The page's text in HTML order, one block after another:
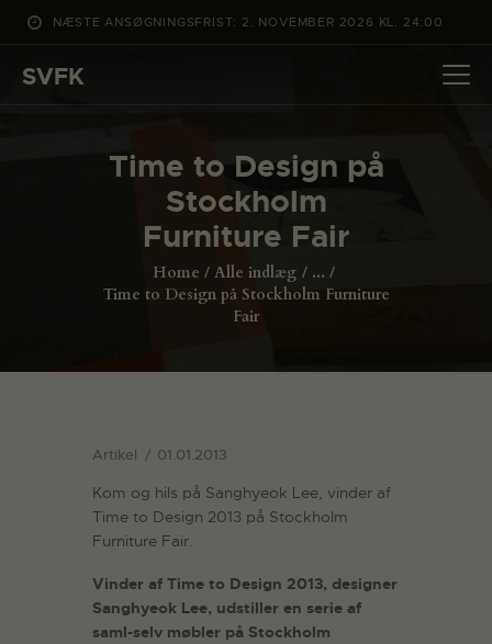
NÆSTE ANSØGNINGSFRIST: 2. NOVEMBER 2026 KL. 24:00
SVFK
Time to Design på
Stockholm
Furniture Fair
Home Alle indlæg
...
Time to Design på Stockholm Furniture
Fair
DET SKER
PROJEKTER
CHANNEL
OM SVFK
Artikel 01.01.2013
Kom og hils på Sanghyeok Lee, vinder af
Time to Design 2013 på Stockholm
Furniture Fair.
Vinder af Time to Design 2013, designer
Sanghyeok Lee, udstiller en serie af
saml-selv møbler på Stockholm